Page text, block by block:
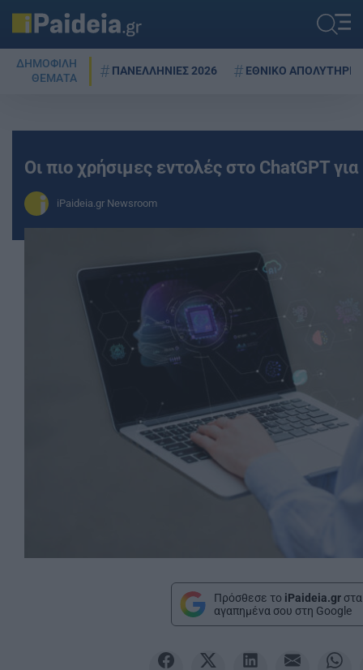
ΔΗΜΟΦΙΛΗ
ΘΕΜΑΤΑ
ΠΑΝΕΛΛΗΝΙΕΣ 2026 ΕΘΝΙΚΟ ΑΠΟΛΥΤΗΡΙΟ
Οι πιο χρήσιμες εντολές στο ChatGPT
iPaideia.gr Newsroom
Πρόσθεσε το iPaideia.gr στα
αγαπημένα σου στη Google